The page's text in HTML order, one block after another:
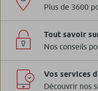
Plus de 3600
Tout savoir
Nos conseils
Vos services
Découvrir nos